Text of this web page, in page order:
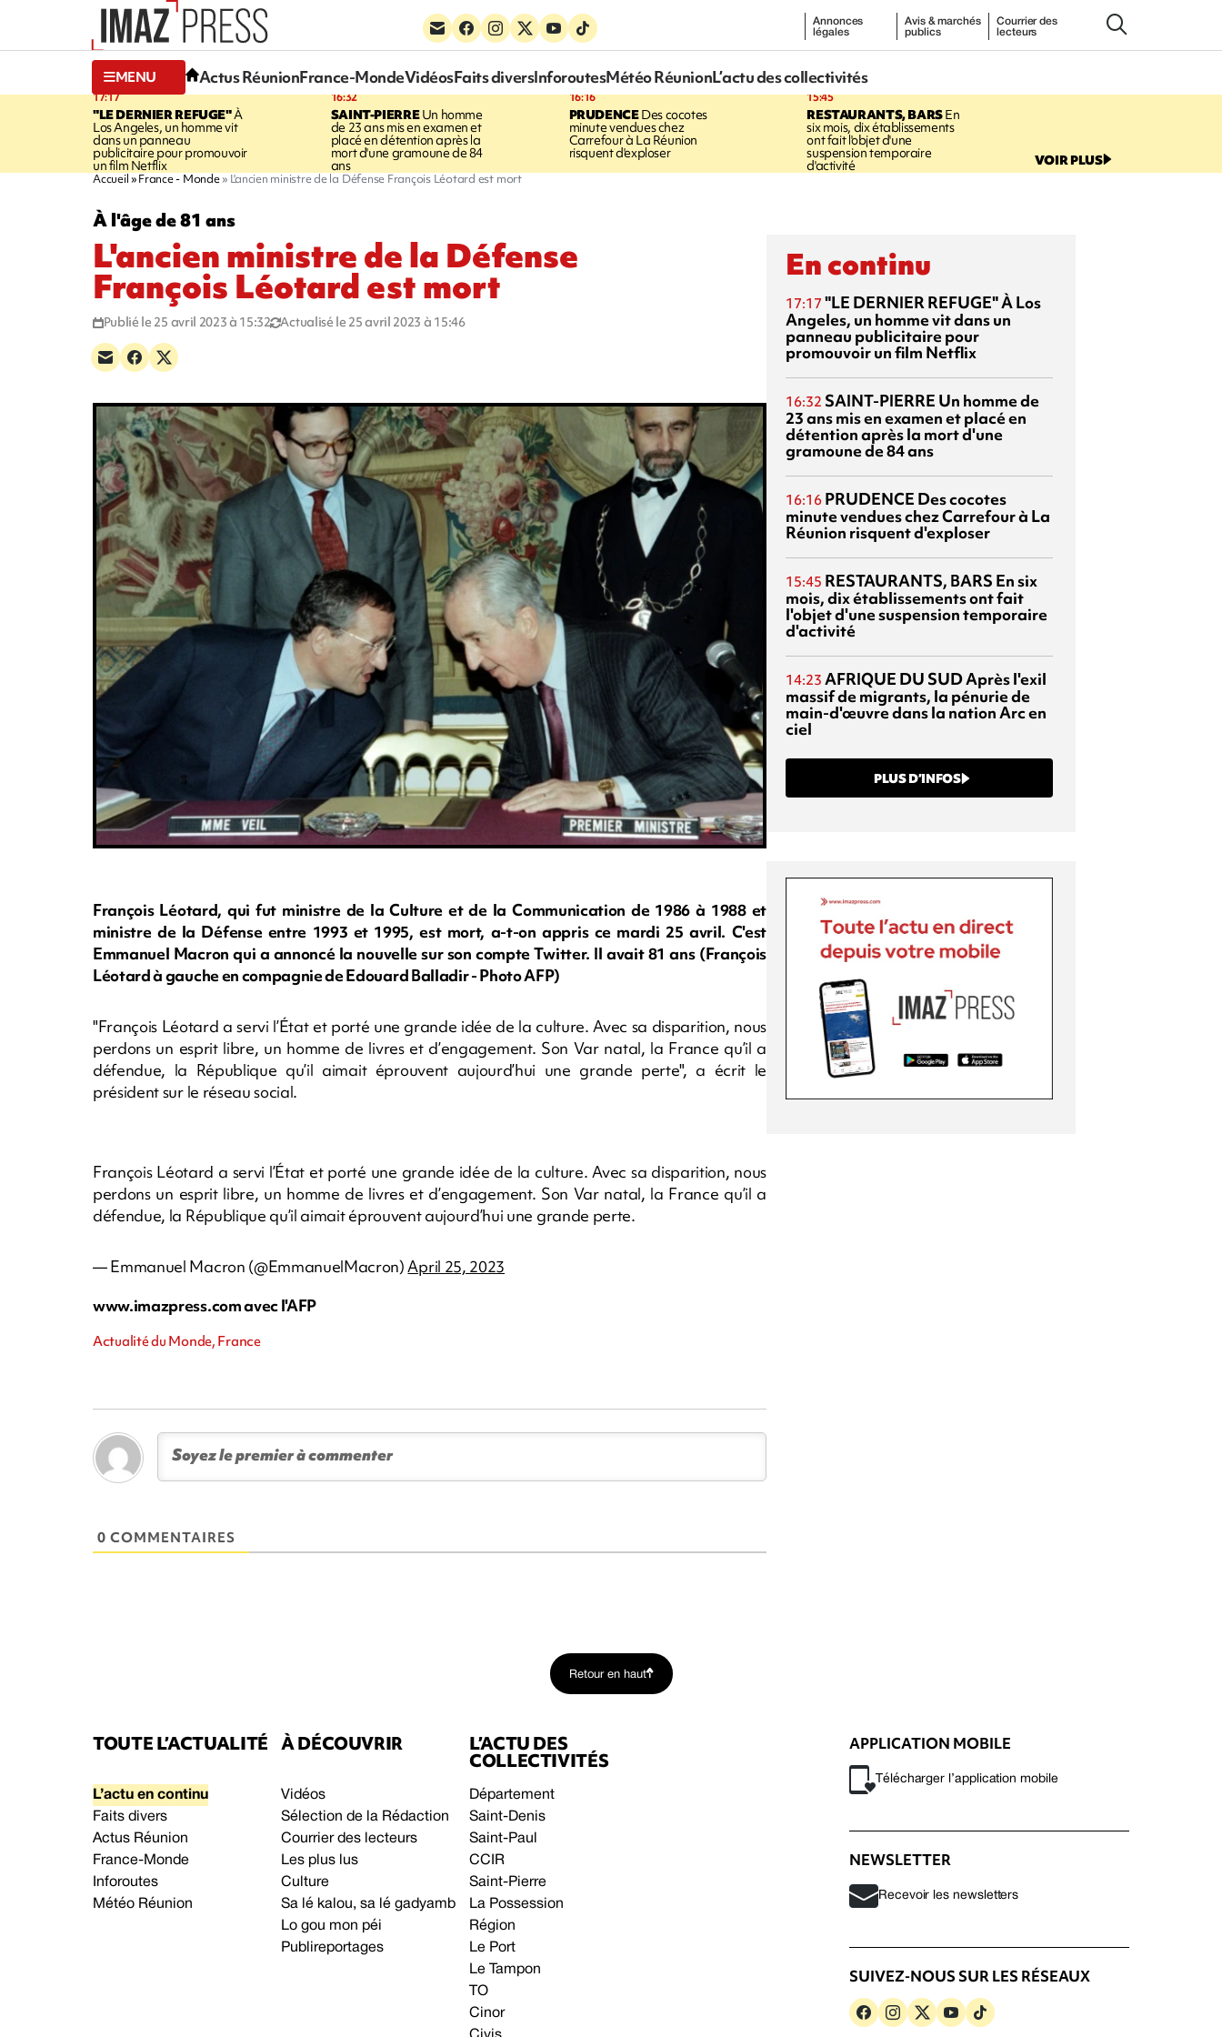
Annonces
légales
Avis & marchés
publics
Courrier des
lecteurs
MENU Actus RéunionFrance-MondeVidéosFaits diversInforoutesMétéo RéunionL’actu des collectivités
17:17
"LE DERNIER REFUGE"À
Los Angeles, un homme vit
dans un panneau
publicitaire pour promouvoir
un film Netflix
16:32
SAINT-PIERREUn homme
de 23 ans mis en examen et
placé en détention après la
mort d'une gramoune de 84
ans
16:16
PRUDENCEDes cocotes
minute vendues chez
Carrefour à La Réunion
risquent d'exploser
15:45
RESTAURANTS, BARSEn
six mois, dix établissements
ont fait l'objet d'une
suspension temporaire
d'activité VOIR PLUS
Accueil France - Monde L'ancien ministre de la Défense François Léotard est mort
À l'âge de 81 ans
L'ancien ministre de la Défense
François Léotard est mort
Publié le 25 avril 2023 à 15:32 Actualisé le 25 avril 2023 à 15:46
François Léotard, qui fut ministre de la Culture et de la Communication de 1986 à 1988 et
ministre de la Défense entre 1993 et 1995, est mort, a-t-on appris ce mardi 25 avril. C'est
Emmanuel Macron qui a annoncé la nouvelle sur son compte Twitter. Il avait 81 ans (François
Léotard à gauche en compagnie de Edouard Balladir - Photo AFP)
"François Léotard a servi l’État et porté une grande idée de la culture. Avec sa disparition, nous
perdons un esprit libre, un homme de livres et d’engagement. Son Var natal, la France qu’il a
défendue, la République qu’il aimait éprouvent aujourd’hui une grande perte", a écrit le
président sur le réseau social.
François Léotard a servi l’État et porté une grande idée de la culture. Avec sa disparition, nous
perdons un esprit libre, un homme de livres et d’engagement. Son Var natal, la France qu’il a
défendue, la République qu’il aimait éprouvent aujourd’hui une grande perte.
— Emmanuel Macron (@EmmanuelMacron)April 25, 2023
www.imazpress.com avec l'AFP
Actualité du Monde, France
0 COMMENTAIRES
En continu
17:17 "LE DERNIER REFUGE"À Los
Angeles, un homme vit dans un
panneau publicitaire pour
promouvoir un film Netflix
16:32 SAINT-PIERRE Un homme de
23 ans mis en examen et placé en
détention après la mort d'une
gramoune de 84 ans
16:16 PRUDENCE Des cocotes
minute vendues chez Carrefour à La
Réunion risquent d'exploser
15:45 RESTAURANTS, BARS En six
mois, dix établissements ont fait
l'objet d'une suspension temporaire
d'activité
14:23 AFRIQUE DU SUDAprès l'exil
massif de migrants, la pénurie de
main-d'œuvre dans la nation Arc en
ciel
PLUS D’INFOS
Retour en haut
TOUTE L’ACTUALITÉ
L’actu en continu
Faits divers
Actus Réunion
France-Monde
Inforoutes
Météo Réunion
À DÉCOUVRIR
Vidéos
Sélection de la Rédaction
Courrier des lecteurs
Les plus lus
Culture
Sa lé kalou, sa lé gadyamb
Lo gou mon péi
Publireportages
L’ACTU DES
COLLECTIVITÉS
Département
Saint-Denis
Saint-Paul
CCIR
Saint-Pierre
La Possession
Région
Le Port
Le Tampon
TO
Cinor
APPLICATION MOBILE
Télécharger l’application mobile
NEWSLETTER
Recevoir les newsletters
SUIVEZ-NOUS SUR LES RÉSEAUX